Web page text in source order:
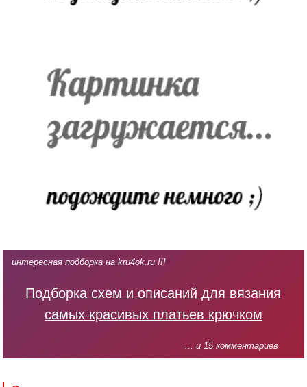
интересная подборка на kru4ok.ru !!!
Подборка схем и описаний для вязания
самых красивых платьев крючком
... и 15 комментариев